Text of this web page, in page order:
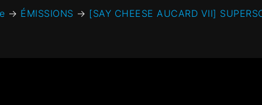
→ ÉMISSIONS → [SAY CHEESE AUCARD VII]